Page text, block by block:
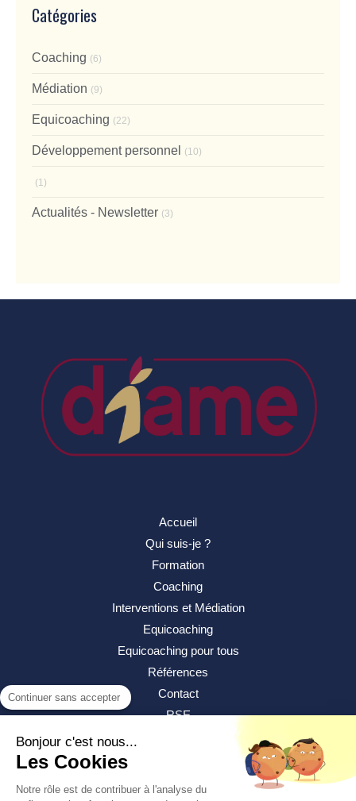
Catégories
Coaching (6)
Médiation (9)
Equicoaching (22)
Développement personnel (10)
(1)
Actualités - Newsletter (3)
Accueil
Qui suis-je ?
Formation
Coaching
Interventions et Médiation
Equicoaching
Equicoaching pour tous
Références
Contact
RSE
Continuer sans accepter
Bonjour c'est nous...
Les Cookies
Notre rôle est de contribuer à l'analyse du